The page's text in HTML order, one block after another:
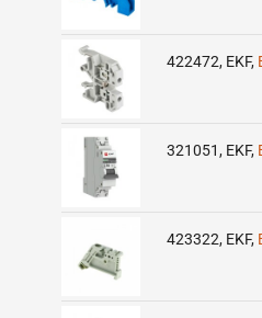
422472, EKF,
321051, EKF,
423322, EKF,